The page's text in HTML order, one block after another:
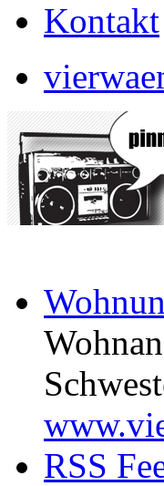
Kontakt
RSS